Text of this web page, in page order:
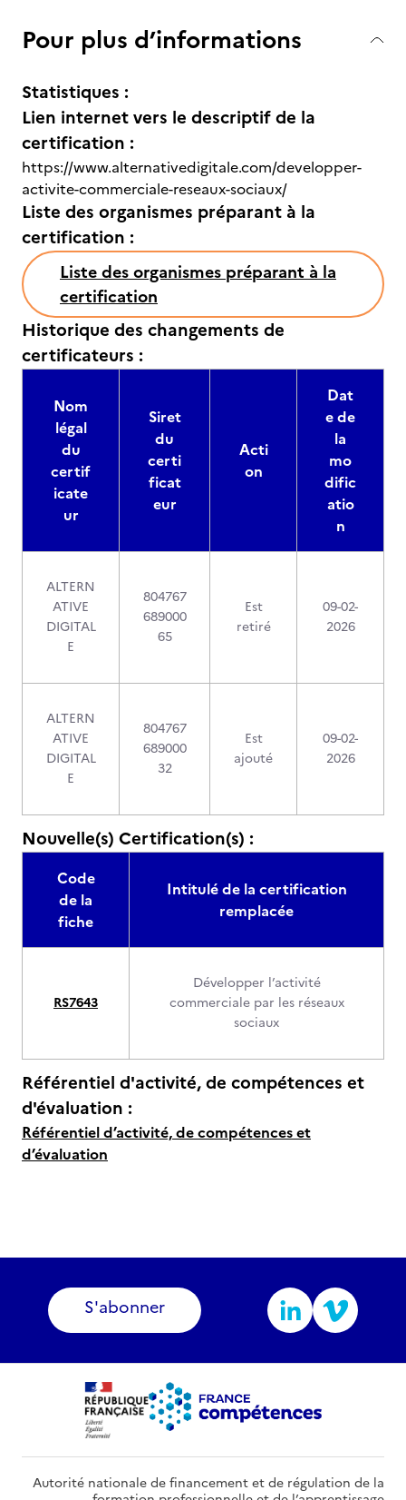
Pour plus d’informations
Statistiques :
Lien internet vers le descriptif de la
certification :
https://www.alternativedigitale.com/developper-
activite-commerciale-reseaux-sociaux/
Liste des organismes préparant à la
certification :
Liste des organismes préparant à la
certification
Historique des changements de
certificateurs :
Nom
légal
du
certif
icate
ur
Siret
du
certi
ficat
eur
Acti
on
Dat
e de
la
mo
dific
atio
n
ALTERN
ATIVE
DIGITAL
E
804767
689000
65
Est
retiré
09-02-
2026
ALTERN
ATIVE
DIGITAL
E
804767
689000
32
Est
ajouté
09-02-
2026
Nouvelle(s) Certification(s) :
Code
de la
fiche
Intitulé de la certification
remplacée
RS7643
Développer l’activité
commerciale par les réseaux
sociaux
Référentiel d'activité, de compétences et
d'évaluation :
Référentiel d’activité, de compétences et
d’évaluation
S'abonner
Autorité nationale de financement et de régulation de la